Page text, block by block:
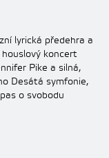
lyrická předehra a
koncert
Pike a silná,
Desátá symfonie,
o svobodu